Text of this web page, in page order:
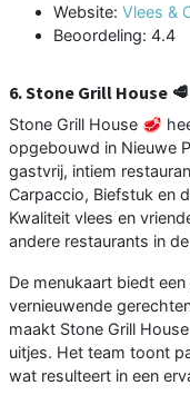
Website: Vlees &
Beoordeling: 4.4
6. Stone Grill House 🥩
Stone Grill House 🥩
opgebouwd in Nieuwe
gastvrij, intiem
Carpaccio, Biefstuk en
Kwaliteit vlees en
andere restaurants in
De menukaart biedt
vernieuwende
maakt Stone Grill
uitjes. Het team toont
wat resulteert in een